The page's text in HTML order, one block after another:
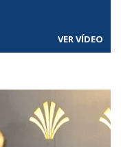
VER VÍDEO